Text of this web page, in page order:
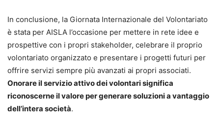
In conclusione, la Giornata Internazionale del Volontariato
è stata per AISLA l’occasione per mettere in rete idee e
prospettive con i propri stakeholder, celebrare il proprio
volontariato organizzato e presentare i progetti futuri per
offrire servizi sempre più avanzati ai propri associati.
Onorare il servizio attivo dei volontari significa
riconoscerne il valore per generare soluzioni a vantaggio
dell’intera società.